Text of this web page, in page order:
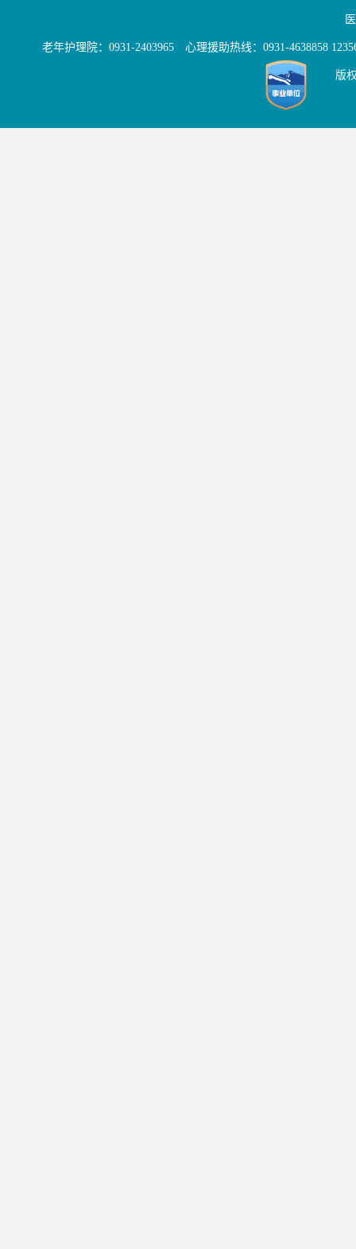
老年护理院：0931-2403965 心理援助热线：0931-4638858
版